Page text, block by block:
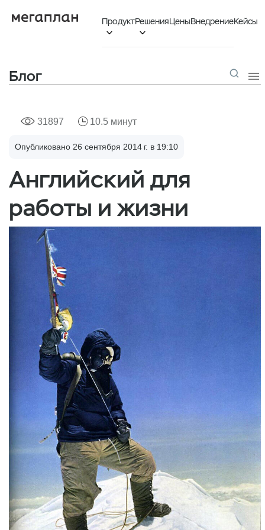
Продукт

Решения

ЦеныВнедрениеКейсы
Блог 
31897 10.5 минут
Опубликовано 26 сентября 2014 г. в 19:10
Английский для
работы и жизни